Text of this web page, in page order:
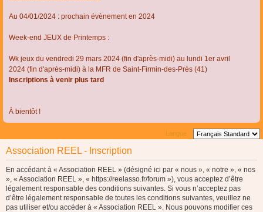
Au 04/01/2024 : prochain évènement en 2024
Week-end JEUX de Printemps :
Wk jeux du vendredi 29 mars 2024 (fin d'après-midi) au lundi 1er avril
2024 (fin d'après-midi) à la MFR de Saint-Firmin-des-Près (41)
Inscriptions à venir plus tard
À bientôt !
Langue :
Association REEL - Inscription
En accédant à « Association REEL » (désigné ici par « nous », « notre », « nos
», « Association REEL », « https://reelasso.fr/forum »), vous acceptez d’être
légalement responsable des conditions suivantes. Si vous n’acceptez pas
d’être légalement responsable de toutes les conditions suivantes, veuillez ne
pas utiliser et/ou accéder à « Association REEL ». Nous pouvons modifier ces